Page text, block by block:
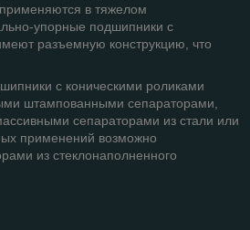
в тяжелом
упорные подшипники с
разъемную конструкцию, что
с коническими роликами
штампованными сепараторами,
сепараторами из стали или
применений возможно
из стеклонаполненного